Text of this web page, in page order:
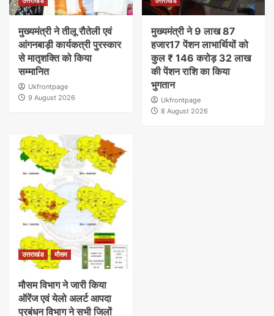
मुख्यमंत्री ने तीलू रौतेली एवं
आंगनबाड़ी कार्यकत्री पुरस्कार
से मातृशक्ति को किया
सम्मानित
Ukfrontpage
9 August 2026
मुख्यमंत्री ने 9 लाख 87
हजार17 पेंशन लाभार्थियों को
कुल ₹ 146 करोड़ 32 लाख
की पेंशन राशि का किया
भुगतान
Ukfrontpage
8 August 2026
उत्तराखंड मौसम
मौसम विभाग ने जारी किया
ऑरेंज एवं येलो अलर्ट आपदा
प्रबंधन विभाग ने सभी जिलों